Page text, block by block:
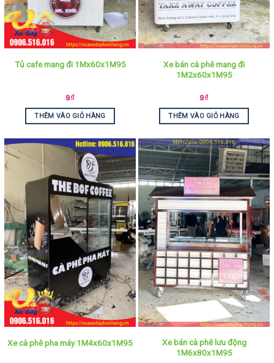
Tủ cafe mang đi 1Mx60x1M95
9₫
THÊM VÀO GIỎ HÀNG
Xe bán cà phê mang đi
1M2x60x1M95
9₫
THÊM VÀO GIỎ HÀNG
Xe cà phê pha máy 1M4x60x1M95
Xe bán cà phê lưu động
1M6x80x1M95